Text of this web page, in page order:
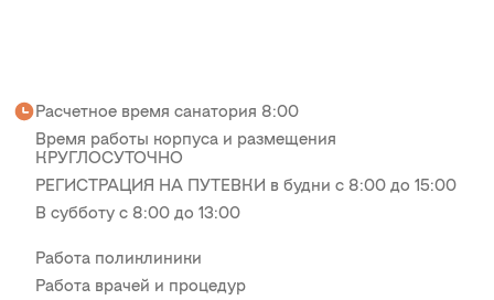
Расчетное время санатория 8:00
Время работы корпуса и размещения
КРУГЛОСУТОЧНО
РЕГИСТРАЦИЯ НА ПУТЕВКИ в будни с 8:00 до 15:00
В субботу с 8:00 до 13:00
Работа поликлиники
Работа врачей и процедур